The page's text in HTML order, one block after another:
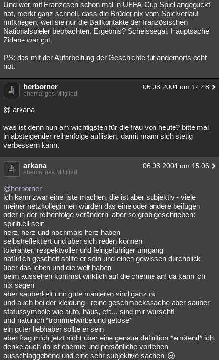
Und wer mit Franzosen schon mal 'n UEFA-Cup Spiel angeguckt
hat, merkt ganz schnell, dass die Brüder nix vom Spielverlauf
mitkriegen, weil sie nur die Ballkontakte der französischen
Nationalspieler beobachten. Ergebnis? Scheissegal, Hauptsache
Zidane war gut.
PS: das mit der Aufarbeitung der Geschichte tut andernorts echt
not.
herborner 06.08.2004 um 14:48
ehemaliges Mitglied
@ arkana
was ist denn nun am wichtigsten für die frau von heute? bitte mal
in absteigender reihenfolge auflisten, damit mann sich stetig
verbessern kann.
arkana 06.08.2004 um 15:06
ehemaliges Mitglied
@herborner
ich kann zwar eine liste machen, die ist aber subjektiv - viele
meiner netzkolleginnen würden das eine oder andere beifügen
oder in der reihenfolge verändern, aber so grob geschrieben:
spirituell sein
herz, herz und nochmals herz haben
selbstreflektiert und über sich reden können
toleranter, respektvoller und feingefühliger umgang
natürlich gescheit sollte er sein und einen gewissen durchblick
über das leben und die welt haben
beim aussehen kommst wirklich auf die chemie an! da kann ich
nix sagen
aber sauberkeit und gute manieren sind ganz ok
und auch bei der kleidung - reine geschmackssache aber sauber
statussymbole wie auto, haus, etc... sind mir wurscht!
und natürlich *trommelwirbelund getöse*
ein guter liebhaber sollte er sein
aber frag mich jetzt nicht über eine genaue definition *errötend* ich
denke auch da ist chemie und persönliche vorlieben
ausschlaggebend und eine sehr subjektive sachen